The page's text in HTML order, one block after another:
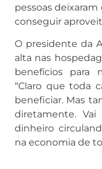
pessoas
conseguir
O presidente da
alta nas
benefícios para
“Claro que toda
beneficiar. Mas
diretamente.
dinheiro
na economia de